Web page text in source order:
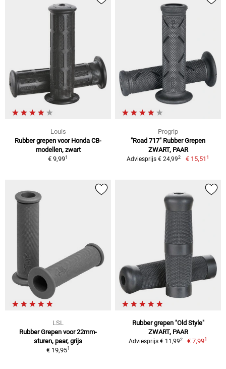
Louis
Rubber grepen voor Honda CB-
modellen, zwart
€ 9,991
Progrip
"Road 717" Rubber Grepen
ZWART, PAAR
Adviesprijs € 24,992 € 15,511
LSL
Rubber Grepen voor 22mm-
sturen, paar, grijs
€ 19,951
Rubber grepen "Old Style"
ZWART, PAAR
Adviesprijs € 11,992 € 7,991